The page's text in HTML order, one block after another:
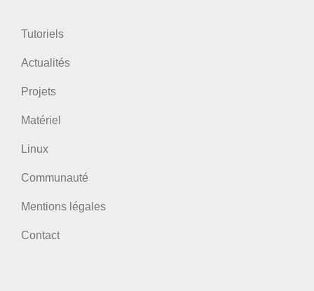
Tutoriels
Actualités
Projets
Matériel
Linux
Communauté
Mentions légales
Contact